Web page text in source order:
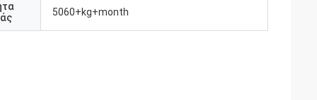
5060+kg+month